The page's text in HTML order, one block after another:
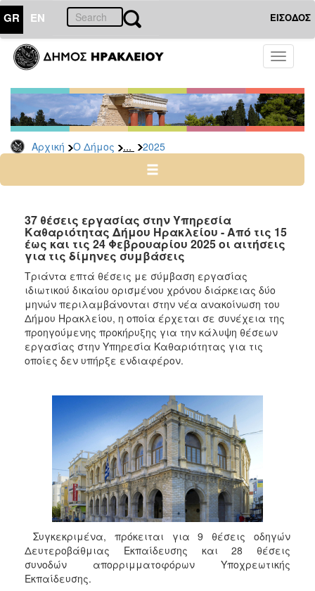
GR EN ΕΙΣΟΔΟΣ
Toggle
Αρχική Ο Δήμος ... 2025
ΔΗΜΟΣ
Δελτία
Τύπου
Αρχείο
2026
2024
2022
2021
2020
2019
2018
2017
2016
2012
2011
2010
2006
ΤΟΠΟΣ
37 θέσεις εργασίας στην Υπηρεσία
Καθαριότητας Δήμου Ηρακλείου - Από τις 15
έως και τις 24 Φεβρουαρίου 2025 οι αιτήσεις
για τις δίμηνες συμβάσεις
Τριάντα επτά θέσεις με σύμβαση εργασίας
ιδιωτικού δικαίου ορισμένου χρόνου διάρκειας δύο
μηνών περιλαμβάνονται στην νέα ανακοίνωση του
Δήμου Ηρακλείου, η οποία έρχεται σε συνέχεια της
προηγούμενης προκήρυξης για την κάλυψη θέσεων
εργασίας στην Υπηρεσία Καθαριότητας για τις
οποίες δεν υπήρξε ενδιαφέρον.
Συγκεκριμένα, πρόκειται για 9 θέσεις οδηγών
Δευτεροβάθμιας Εκπαίδευσης και 28 θέσεις
συνοδών απορριμματοφόρων Υποχρεωτικής
Εκπαίδευσης.